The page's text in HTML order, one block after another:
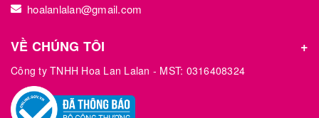
hoalanlalan@gmail.com
VỀ CHÚNG TÔI
Công ty TNHH Hoa Lan Lalan - MST: 0316408324